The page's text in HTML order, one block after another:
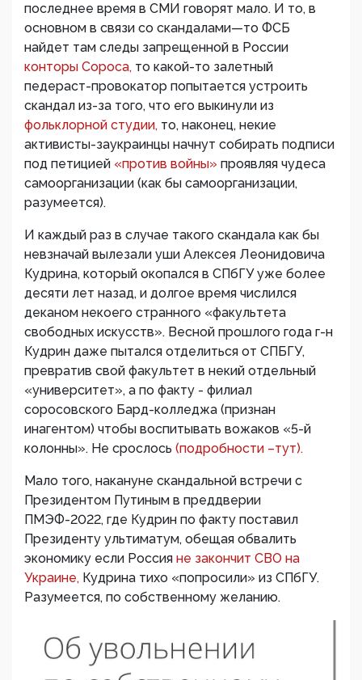
последнее время в СМИ говорят мало. И то, в
основном в связи со скандалами—то ФСБ
найдет там следы запрещенной в России
конторы Сороса, то какой-то залетный
педераст-провокатор попытается устроить
скандал из-за того, что его выкинули из
фольклорной студии, то, наконец, некие
активисты-заукраинцы начнут собирать подписи
под петицией «против войны» проявляя чудеса
самоорганизации (как бы самоорганизации,
разумеется).
И каждый раз в случае такого скандала как бы
невзначай вылезали уши Алексея Леонидовича
Кудрина, который окопался в СПбГУ уже более
десяти лет назад, и долгое время числился
деканом некоего странного «факультета
свободных искусств». Весной прошлого года г-н
Кудрин даже пытался отделиться от СПБГУ,
превратив свой факультет в некий отдельный
«университет», а по факту - филиал
соросовского Бард-колледжа (признан
инагентом) чтобы воспитывать вожаков «5-й
колонны». Не срослось (подробности –тут).
Мало того, накануне скандальной встречи с
Президентом Путиным в преддверии
ПМЭФ-2022, где Кудрин по факту поставил
Президенту ультиматум, обещая обвалить
экономику если Россия не закончит СВО на
Украине, Кудрина тихо «попросили» из СПбГУ.
Разумеется, по собственному желанию.